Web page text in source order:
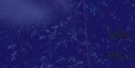
Wir
ein